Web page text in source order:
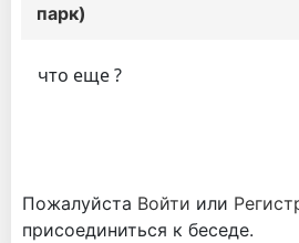
парк)
что еще ?
Пожалуйста Войти или
присоединиться к беседе.